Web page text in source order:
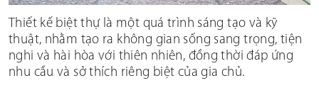
Thiết kế biệt thự là một quá trình sáng tạo và kỹ
thuật, nhằm tạo ra không gian sống sang trọng, tiện
nghi và hài hòa với thiên nhiên, đồng thời đáp ứng
nhu cầu và sở thích riêng biệt của gia chủ.